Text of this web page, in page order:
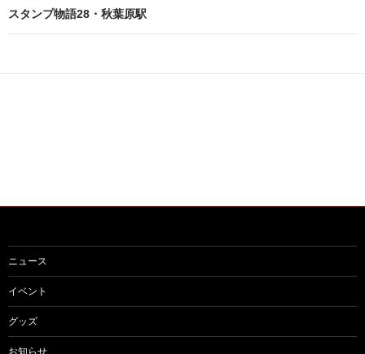
ビ
ー
スタンプ物語28・秋葉原駅
ニュース
イベント
グッズ